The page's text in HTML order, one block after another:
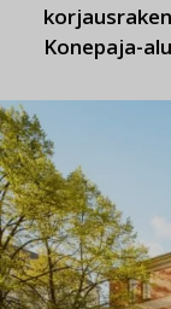
Konepaja-